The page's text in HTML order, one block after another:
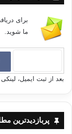
برای
ما شوید.
بعد از ثبت ایمیل،
پربازدیدترین